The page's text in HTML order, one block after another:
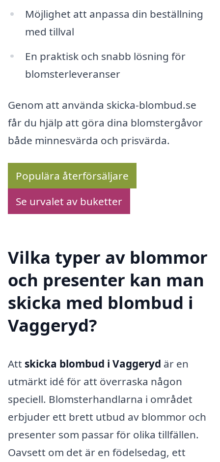
Möjlighet att anpassa din beställning
med tillval
En praktisk och snabb lösning för
blomsterleveranser
Genom att använda skicka-blombud.se
får du hjälp att göra dina blomstergåvor
både minnesvärda och prisvärda.
Populära återförsäljare
Se urvalet av buketter
Vilka typer av blommor
och presenter kan man
skicka med blombud i
Vaggeryd?
Att skicka blombud i Vaggeryd är en
utmärkt idé för att överraska någon
speciell. Blomsterhandlarna i området
erbjuder ett brett utbud av blommor och
presenter som passar för olika tillfällen.
Oavsett om det är en födelsedag, ett